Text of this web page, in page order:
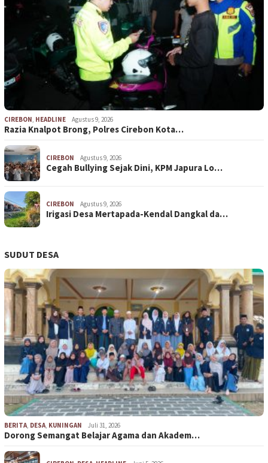
CIREBON, HEADLINE Agustus 9, 2026
Razia Knalpot Brong, Polres Cirebon Kota…
CIREBON Agustus 9, 2026
Cegah Bullying Sejak Dini, KPM Japura Lo…
CIREBON Agustus 9, 2026
Irigasi Desa Mertapada-Kendal Dangkal da…
SUDUT DESA
BERITA, DESA, KUNINGAN Juli 31, 2026
Dorong Semangat Belajar Agama dan Akadem…